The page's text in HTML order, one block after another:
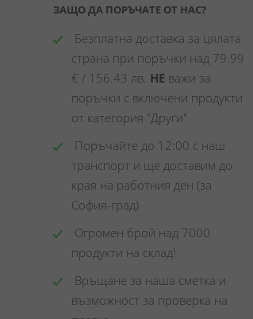
ЗАЩО ДА ПОРЪЧАТЕ ОТ НАС?
Безплатна доставка за цялата
страна при поръчки над 79.99
€ / 156.43 лв. НЕ важи за
поръчки с включени продукти
от категория "Други"
Поръчайте до 12:00 с наш
транспорт и ще доставим до
края на работния ден (за
София-град)
Огромен брой над 7000
продукти на склад!
Връщане за наша сметка и
възможност за проверка на